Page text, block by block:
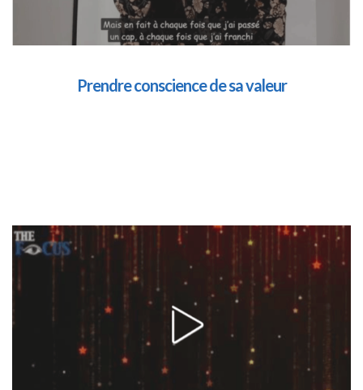
Prendre conscience de sa valeur